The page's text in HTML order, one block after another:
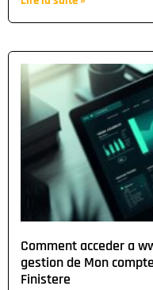
Comment acceder a
gestion de Mon
Finistere